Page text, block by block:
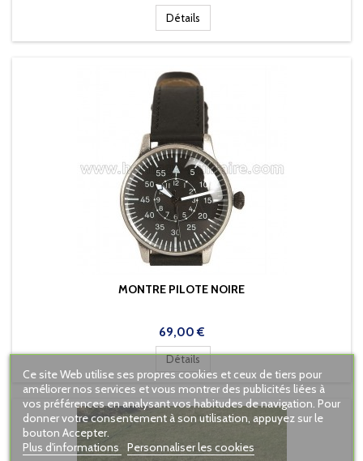
Détails
MONTRE PILOTE NOIRE
Prix
69,00 €
Détails
Ce site Web utilise ses propres cookies et ceux de tiers pour
améliorer nos services et vous montrer des publicités liées à
vos préférences en analysant vos habitudes de navigation. Pour
donner votre consentement à son utilisation, appuyez sur le
bouton Accepter.
Plus d'informations
Personnaliser les cookies